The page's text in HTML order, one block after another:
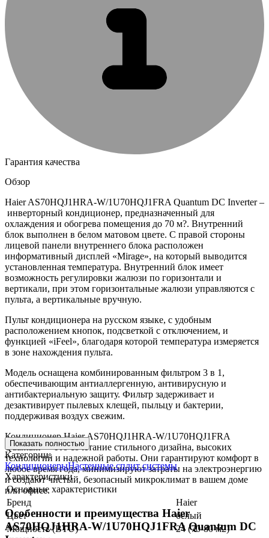
Гарантия качества
Обзор
Haier AS70HQJ1HRA-W/1U70HQJ1FRA Quantum DC Inverter –
инверторный кондиционер, предназначенный для
охлаждения и обогрева помещения до 70 м?. Внутренний
блок выполнен в белом матовом цвете. С правой стороны
лицевой панели внутреннего блока расположен
информативный дисплей «Mirage», на который выводится
установленная температура. Внутренний блок имеет
возможность регулировки жалюзи по горизонтали и
вертикали, при этом горизонтальные жалюзи управляются с
пульта, а вертикальные вручную.
Пульт кондиционера на русском языке, с удобным
расположением кнопок, подсветкой с отключением, и
функцией «iFeel», благодаря которой температура измеряется
в зоне нахождения пульта.
Модель оснащена комбинированным фильтром 3 в 1,
обеспечивающим антиаллергенную, антивирусную и
антибактериальную защиту. Фильтр задерживает и
дезактивирует пылевых клещей, пыльцу и бактерии,
поддерживая воздух свежим.
Кондиционер Haier AS70HQJ1HRA-W/1U70HQJ1FRA
Quantum — это сочетание стильного дизайна, высоких
технологий и надежной работы. Они гарантируют комфорт в
любое время года, минимизируют затраты на электроэнергию
и создают чистый, безопасный микроклимат в вашем доме
или офисе.
Особенности и преимущества Haier
AS70HQJ1HRA-W/1U70HQJ1FRA Quantum DC
Показать полностью
Категории:
КондиционерыНастенные сплит системы
Характеристики
Основные характеристики
Бренд
Haier
Цвет
белый
Мощность (BTU)
24 (70-80 м2)